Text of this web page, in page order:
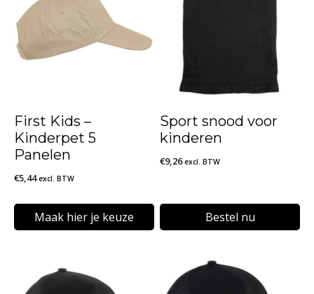
First Kids –
Kinderpet 5
Panelen
€5,44 excl. BTW
Maak hier je keuze
heeft
Sport snood voor
kinderen
€9,26 excl. BTW
Bestel nu